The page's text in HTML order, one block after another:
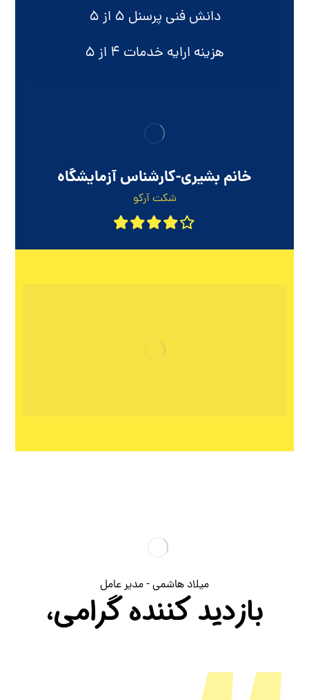
دانش فنی پرسنل ۵ از ۵
هزینه ارایه خدمات ۴ از ۵
خانم بشیری-کارشناس آزمایشگاه
شکت آرکو
میلاد هاشمی - مدیر عامل
بازدید کننده گرامی،